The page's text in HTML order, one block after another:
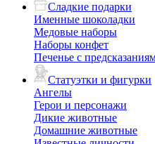
Сладкие подарки
Именные шоколадки
Медовые наборы
Наборы конфет
Печенье с
Статуэтки и фигурки
Ангелы
Герои и персонажи
Дикие животные
Домашние животные